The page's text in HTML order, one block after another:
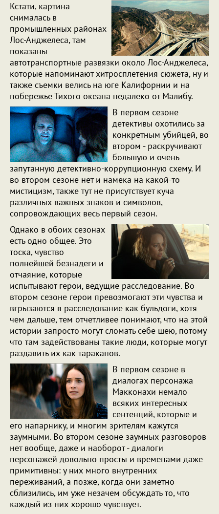
Кстати, картина
снималась в
промышленных районах
Лос-Анджелеса, там
показаны
автотранспортные развязки около Лос-Анджелеса,
которые напоминают хитросплетения сюжета, ну и
также съемки велись на юге Калифорнии и на
побережье Тихого океана недалеко от Малибу.
В первом сезоне
детективы охотились за
конкретным убийцей, во
втором - раскручивают
большую и очень
запутанную детективно-коррупционную схему. И
во втором сезоне нет и намека на какой-то
мистицизм, также тут не присутствует куча
различных важных знаков и символов,
сопровождающих весь первый сезон.
Однако в обоих сезонах
есть одно общее. Это
тоска, чувство
полнейшей безнадеги и
отчаяние, которые
испытывают герои, ведущие расследование. Во
втором сезоне герои превозмогают эти чувства и
вгрызаются в расследование как бульдоги, хотя
чем дальше, тем отчетливее понимают, что на этой
истории запросто могут сломать себе шею, потому
что там задействованы такие люди, которые могут
раздавить их как тараканов.
В первом сезоне в
диалогах персонажа
Макконахи немало
всяких интересных
сентенций, которые и
его напарнику, и многим зрителям кажутся
заумными. Во втором сезоне заумных разговоров
нет вообще, даже и наоборот - диалоги
персонажей довольно просты и временами даже
примитивны: у них много внутренних
переживаний, а позже, когда они заметно
сблизились, им уже незачем обсуждать то, что
каждый из них хорошо чувствует.